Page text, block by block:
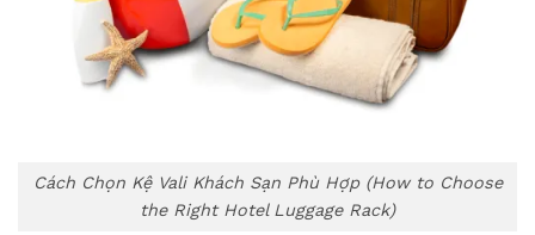
Cách Chọn Kệ Vali Khách Sạn Phù Hợp (How to Choose
the Right Hotel Luggage Rack)